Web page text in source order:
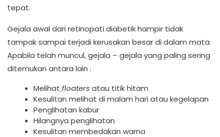
tepat.
Gejala awal dari retinopati diabetik hampir tidak
tampak sampai terjadi kerusakan besar di dalam mata.
Apabila telah muncul, gejala – gejala yang paling sering
ditemukan antara lain :
Melihat floatersatau titik hitam
Kesulitan melihat di malam hari atau kegelapan
Penglihatan kabur
Hilangnya penglihatan
Kesulitan membedakan warna